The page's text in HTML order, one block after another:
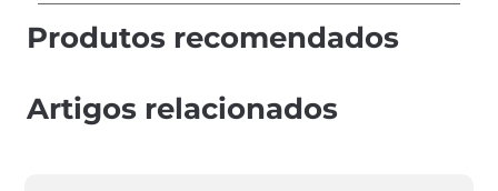
Produtos recomendados
Artigos relacionados